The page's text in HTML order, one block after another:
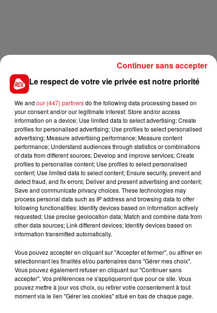
Le respect de votre vie privée est notre priorité
We and our (447) partnersdo the following data processing based on
your consent and/or our legitimate interest: Store and/or access
information on a device; Use limited data to select advertising; Create
profiles for personalised advertising; Use profiles to select personalised
advertising; Measure advertising performance; Measure content
performance; Understand audiences through statistics or combinations
of data from different sources; Develop and improve services; Create
profiles to personalise content; Use profiles to select personalised
content; Use limited data to select content; Ensure security, prevent and
detect fraud, and fix errors; Deliver and present advertising and content;
Save and communicate privacy choices. These technologies may
process personal data such as IP address and browsing data to offer
following functionalities: Identify devices based on information actively
requested; Use precise geolocation data; Match and combine data from
other data sources; Link different devices; Identify devices based on
information transmitted automatically.
Vous pouvez accepter en cliquant sur "Accepter et fermer", ou affiner en
sélectionnant les finalités et/ou partenaires dans "Gérer mes choix".
Vous pouvez également refuser en cliquant sur "Continuer sans
accepter". Vos préférences ne s'appliqueront que pour ce site. Vous
pouvez mettre à jour vos choix, ou retirer votre consentement à tout
moment via le lien "Gérer les cookies" situé en bas de chaque page.
Continuer sans accepter